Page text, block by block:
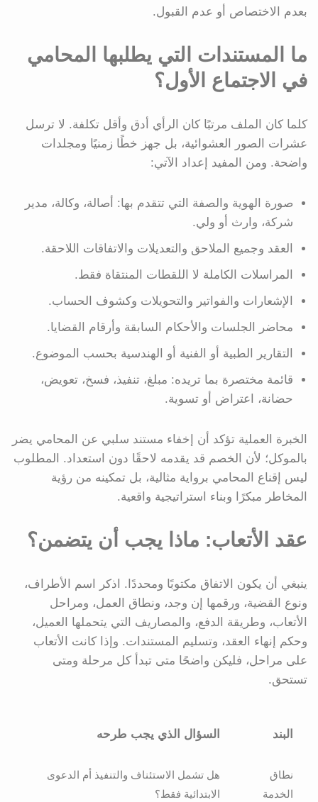
بعدم الاختصاص أو عدم القبول.
ما المستندات التي يطلبها المحامي
في الاجتماع الأول؟
كلما كان الملف مرتبًا كان الرأي أدق وأقل تكلفة. لا ترسل
عشرات الصور العشوائية، بل جهز خطًا زمنيًا ومجلدات
واضحة. ومن المفيد إعداد الآتي:
صورة الهوية والصفة التي تتقدم بها: أصالة، وكالة، مدير
شركة، وارث أو ولي.
العقد وجميع الملاحق والتعديلات والاتفاقات اللاحقة.
المراسلات الكاملة لا اللقطات المنتقاة فقط.
الإشعارات والفواتير والتحويلات وكشوف الحساب.
محاضر الجلسات والأحكام السابقة وأرقام القضايا.
التقارير الطبية أو الفنية أو الهندسية بحسب الموضوع.
قائمة مختصرة بما تريده: مبلغ، تنفيذ، فسخ، تعويض،
حضانة، اعتراض أو تسوية.
الخبرة العملية تؤكد أن إخفاء مستند سلبي عن المحامي يضر
بالموكل؛ لأن الخصم قد يقدمه لاحقًا دون استعداد. المطلوب
ليس إقناع المحامي برواية مثالية، بل تمكينه من رؤية
المخاطر مبكرًا وبناء استراتيجية واقعية.
عقد الأتعاب: ماذا يجب أن يتضمن؟
ينبغي أن يكون الاتفاق مكتوبًا ومحددًا. اذكر اسم الأطراف،
ونوع القضية، ورقمها إن وجد، ونطاق العمل، ومراحل
الأتعاب، وطريقة الدفع، والمصاريف التي يتحملها العميل،
وحكم إنهاء العقد، وتسليم المستندات. وإذا كانت الأتعاب
على مراحل، فليكن واضحًا متى تبدأ كل مرحلة ومتى
تستحق.
البند السؤال الذي يجب طرحه
نطاق
الخدمة
هل تشمل الاستئناف والتنفيذ أم الدعوى
الابتدائية فقط؟